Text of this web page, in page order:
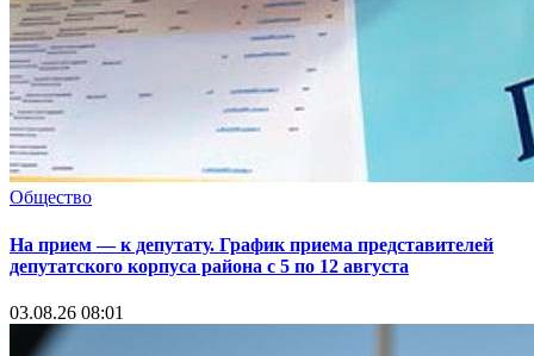
Общество
На прием — к депутату. График приема представителей
депутатского корпуса района с 5 по 12 августа
03.08.26 08:01